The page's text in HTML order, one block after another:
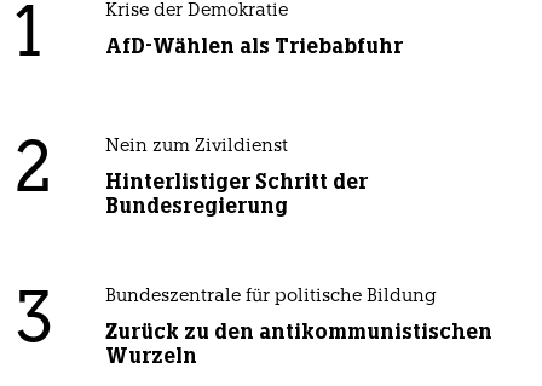
1 Krise der Demokratie
AfD-Wählen als Triebabfuhr
2 Nein zum Zivildienst
Hinterlistiger Schritt der
Bundesregierung
3 Bundeszentrale für politische Bildung
Zurück zu den antikommunistischen
Wurzeln